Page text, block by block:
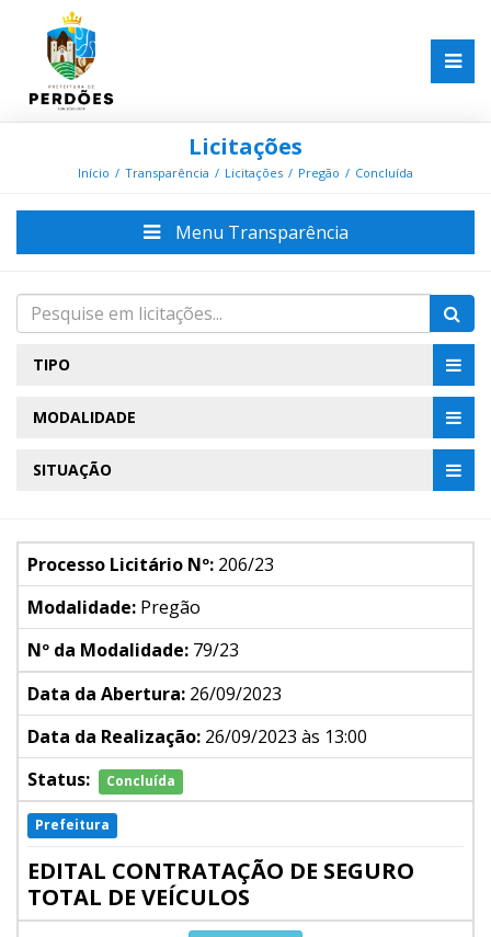
Licitações
Início Transparência Licitações Pregão Concluída
Menu Transparência
TIPO
MODALIDADE
SITUAÇÃO
Processo Licitário Nº: 206/23
Modalidade: Pregão
Nº da Modalidade: 79/23
Data da Abertura: 26/09/2023
Data da Realização: 26/09/2023 às 13:00
Status:
Concluída
Prefeitura
EDITAL CONTRATAÇÃO DE SEGURO
TOTAL DE VEÍCULOS